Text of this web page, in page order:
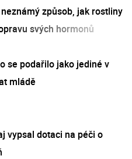
způsob, jak rostliny
svých hormonů
se podařilo jako jediné v
mládě
vypsal dotaci na péči o